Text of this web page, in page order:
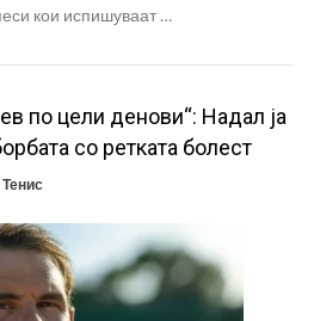
кои испишуваат …
по цели денови“: Надал ја
со ретката болест
Тенис